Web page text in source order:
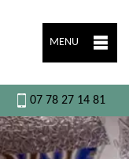
MENU
07 78 27 14 81